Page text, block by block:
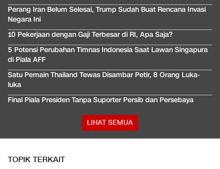
Perang Iran Belum Selesai, Trump Sudah Buat Rencana Invasi
Negara Ini
10 Pekerjaan dengan Gaji Terbesar di RI, Apa Saja?
5 Potensi Perubahan Timnas Indonesia Saat Lawan Singapura
di Piala AFF
Satu Pemain Thailand Tewas Disambar Petir, 8 Orang Luka-
luka
Final Piala Presiden Tanpa Suporter Persib dan Persebaya
LIHAT SEMUA
TOPIK TERKAIT